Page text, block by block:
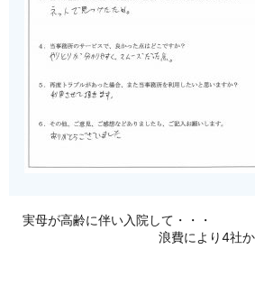
実母が高齢に伴い入院して・・・
浪費により4社